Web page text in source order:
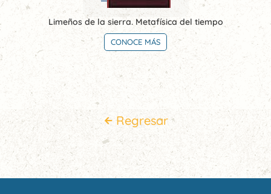
Limeños de la sierra. Metafísica del tiempo
CONOCE MÁS
Regresar